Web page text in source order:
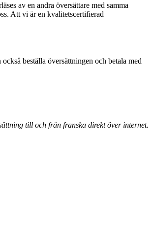
av en andra översättare med samma
Att vi är en kvalitetscertifierad
beställa översättningen och betala med
till och från franska direkt över internet.